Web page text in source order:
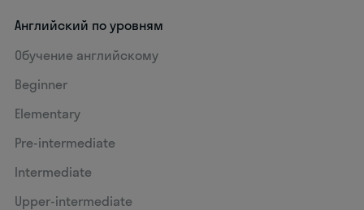
Английский по уровням
Обучение английскому
Beginner
Elementary
Pre-intermediate
Intermediate
Upper-intermediate